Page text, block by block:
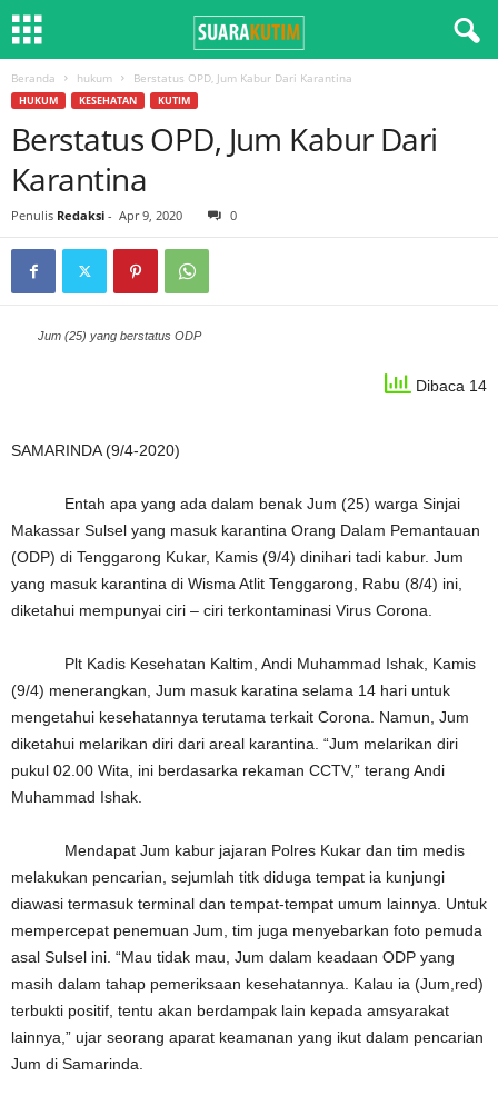
Beranda hukum Berstatus OPD, Jum Kabur Dari Karantina
HUKUM KESEHATAN KUTIM
Berstatus OPD, Jum Kabur Dari
Karantina
Penulis Redaksi - Apr 9, 2020 0
Jum (25) yang berstatus ODP
Dibaca 14
SAMARINDA (9/4-2020)
Entah apa yang ada dalam benak Jum (25) warga Sinjai
Makassar Sulsel yang masuk karantina Orang Dalam Pemantauan
(ODP) di Tenggarong Kukar, Kamis (9/4) dinihari tadi kabur. Jum
yang masuk karantina di Wisma Atlit Tenggarong, Rabu (8/4) ini,
diketahui mempunyai ciri – ciri terkontaminasi Virus Corona.
Plt Kadis Kesehatan Kaltim, Andi Muhammad Ishak, Kamis
(9/4) menerangkan, Jum masuk karatina selama 14 hari untuk
mengetahui kesehatannya terutama terkait Corona. Namun, Jum
diketahui melarikan diri dari areal karantina. “Jum melarikan diri
pukul 02.00 Wita, ini berdasarka rekaman CCTV,” terang Andi
Muhammad Ishak.
Mendapat Jum kabur jajaran Polres Kukar dan tim medis
melakukan pencarian, sejumlah titk diduga tempat ia kunjungi
diawasi termasuk terminal dan tempat-tempat umum lainnya. Untuk
mempercepat penemuan Jum, tim juga menyebarkan foto pemuda
asal Sulsel ini. “Mau tidak mau, Jum dalam keadaan ODP yang
masih dalam tahap pemeriksaan kesehatannya. Kalau ia (Jum,red)
terbukti positif, tentu akan berdampak lain kepada amsyarakat
lainnya,” ujar seorang aparat keamanan yang ikut dalam pencarian
Jum di Samarinda.